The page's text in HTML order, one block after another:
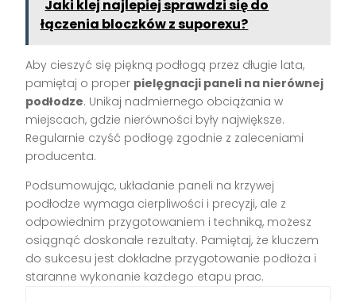
Jaki klej najlepiej sprawdzi się do
łączenia bloczków z suporexu?
Aby cieszyć się piękną podłogą przez długie lata,
pamiętaj o proper pielęgnacji paneli na nierównej
podłodze. Unikaj nadmiernego obciążania w
miejscach, gdzie nierówności były największe.
Regularnie czyść podłogę zgodnie z zaleceniami
producenta.
Podsumowując, układanie paneli na krzywej
podłodze wymaga cierpliwości i precyzji, ale z
odpowiednim przygotowaniem i techniką, możesz
osiągnąć doskonałe rezultaty. Pamiętaj, że kluczem
do sukcesu jest dokładne przygotowanie podłoża i
staranne wykonanie każdego etapu prac.